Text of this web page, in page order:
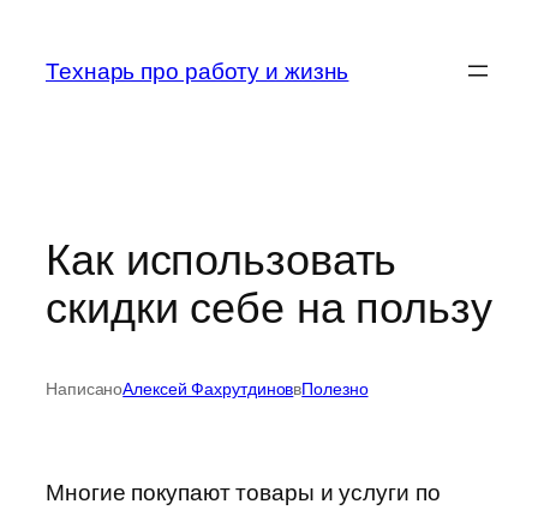
содержимому
Технарь про работу и жизнь
Как использовать
скидки себе на пользу
НаписаноАлексей ФахрутдиноввПолезно
Многие покупают товары и услуги по